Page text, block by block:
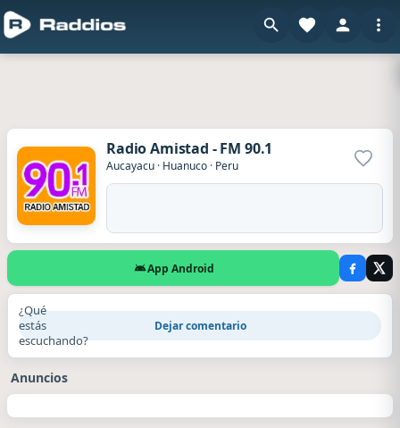
Radio Amistad - FM 90.1
Aucayacu · Huanuco · Peru
App Android
¿Qué
estás
escuchando?
Dejar comentario
Anuncios